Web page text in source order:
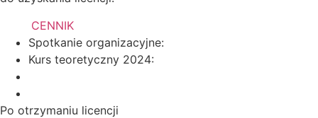
CENNIK
Spotkanie organizacyjne:
Kurs teoretyczny 2024:
Po otrzymaniu licencji